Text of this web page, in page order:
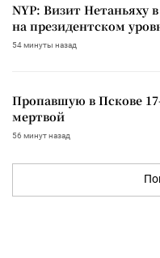
NYP: Визит Нетаньяху
на президентском
54 минуты назад
Пропавшую в Пскове
мертвой
56 минут назад